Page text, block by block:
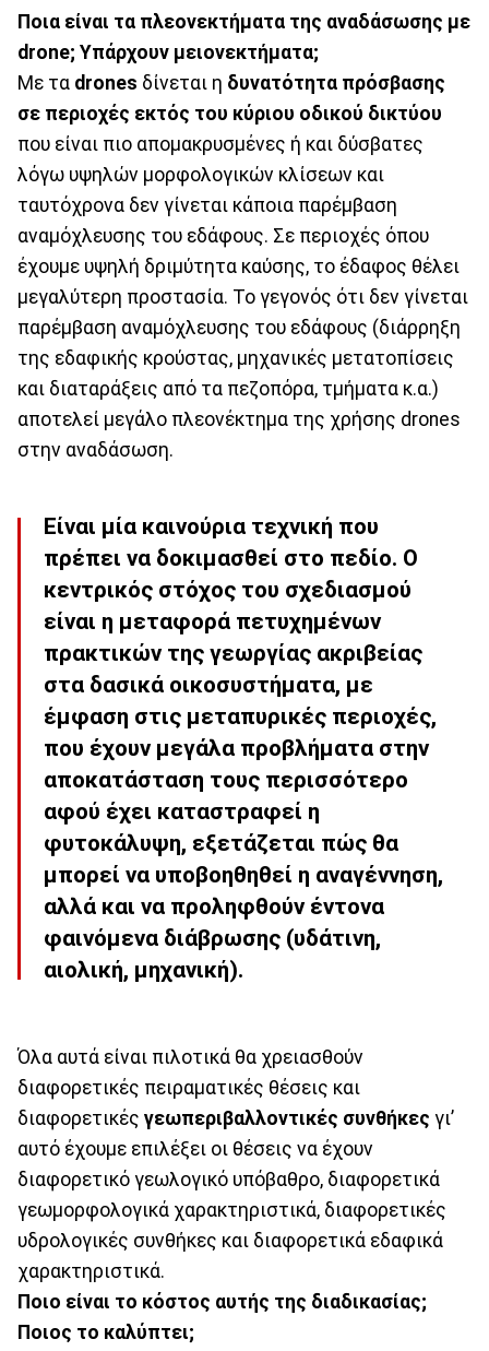
Ποια είναι τα πλεονεκτήματα της αναδάσωσης με
drone; Υπάρχουν μειονεκτήματα;
Με τα drones δίνεται η δυνατότητα πρόσβασης
σε περιοχές εκτός του κύριου οδικού δικτύου
που είναι πιο απομακρυσμένες ή και δύσβατες
λόγω υψηλών μορφολογικών κλίσεων και
ταυτόχρονα δεν γίνεται κάποια παρέμβαση
αναμόχλευσης του εδάφους. Σε περιοχές όπου
έχουμε υψηλή δριμύτητα καύσης, το έδαφος θέλει
μεγαλύτερη προστασία. Το γεγονός ότι δεν γίνεται
παρέμβαση αναμόχλευσης του εδάφους (διάρρηξη
της εδαφικής κρούστας, μηχανικές μετατοπίσεις
και διαταράξεις από τα πεζοπόρα, τμήματα κ.α.)
αποτελεί μεγάλο πλεονέκτημα της χρήσης drones
στην αναδάσωση.
Είναι μία καινούρια τεχνική που
πρέπει να δοκιμασθεί στο πεδίο. Ο
κεντρικός στόχος του σχεδιασμού
είναι η μεταφορά πετυχημένων
πρακτικών της γεωργίας ακριβείας
στα δασικά οικοσυστήματα, με
έμφαση στις μεταπυρικές περιοχές,
που έχουν μεγάλα προβλήματα στην
αποκατάσταση τους περισσότερο
αφού έχει καταστραφεί η
φυτοκάλυψη, εξετάζεται πώς θα
μπορεί να υποβοηθηθεί η αναγέννηση,
αλλά και να προληφθούν έντονα
φαινόμενα διάβρωσης (υδάτινη,
αιολική, μηχανική).
Όλα αυτά είναι πιλοτικά θα χρειασθούν
διαφορετικές πειραματικές θέσεις και
διαφορετικές γεωπεριβαλλοντικές συνθήκες γι’
αυτό έχουμε επιλέξει οι θέσεις να έχουν
διαφορετικό γεωλογικό υπόβαθρο, διαφορετικά
γεωμορφολογικά χαρακτηριστικά, διαφορετικές
υδρολογικές συνθήκες και διαφορετικά εδαφικά
χαρακτηριστικά.
Ποιο είναι το κόστος αυτής της διαδικασίας;
Ποιος το καλύπτει;